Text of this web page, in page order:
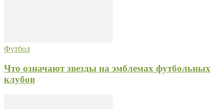
Футбол
Что означают звезды на эмблемах футбольных
клубов